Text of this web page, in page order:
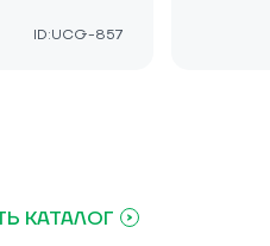
ID:UCG-857
КАТАЛОГ